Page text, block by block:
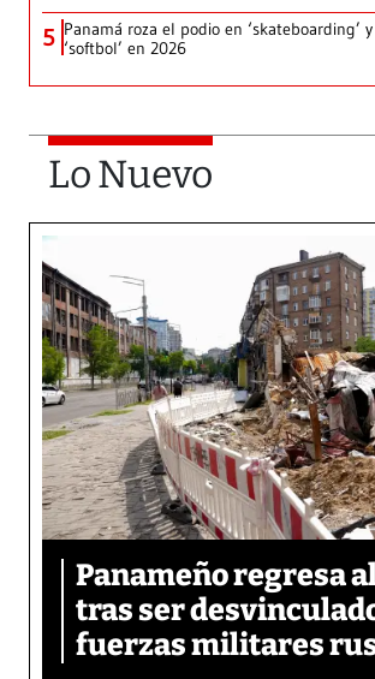
5 Panamá roza el podio en ‘skateboarding’
‘softbol’ en 2026
Lo Nuevo
Panameño regresa
tras ser
fuerzas militares